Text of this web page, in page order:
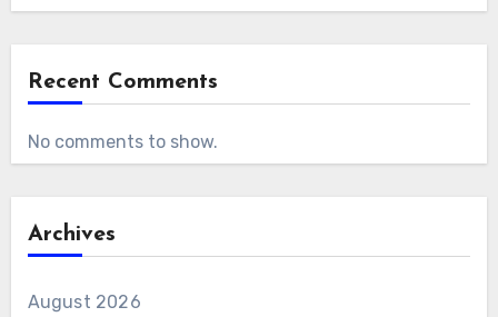
Recent Comments
No comments to show.
Archives
August 2026